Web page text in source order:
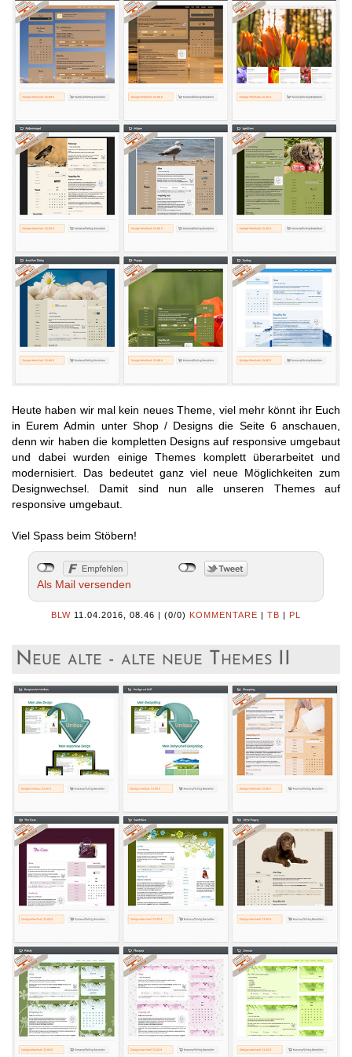
Heute haben wir mal kein neues Theme, viel mehr könnt ihr Euch
in Eurem Admin unter Shop / Designs die Seite 6 anschauen,
denn wir haben die kompletten Designs auf responsive umgebaut
und dabei wurden einige Themes komplett überarbeitet und
modernisiert. Das bedeutet ganz viel neue Möglichkeiten zum
Designwechsel. Damit sind nun alle unseren Themes auf
responsive umgebaut.
Viel Spass beim Stöbern!
Als Mail versenden
BLW 11.04.2016, 08.46 | (0/0) KOMMENTARE | TB | PL
Neue alte - alte neue Themes II